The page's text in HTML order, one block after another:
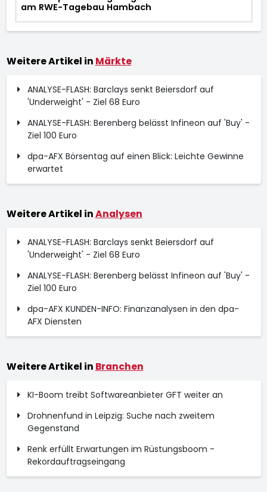
am RWE-Tagebau Hambach
Weitere Artikel in Märkte
ANALYSE-FLASH: Barclays senkt Beiersdorf auf
'Underweight' - Ziel 68 Euro
ANALYSE-FLASH: Berenberg belässt Infineon auf 'Buy' -
Ziel 100 Euro
dpa-AFX Börsentag auf einen Blick: Leichte Gewinne
erwartet
Weitere Artikel inAnalysen
ANALYSE-FLASH: Barclays senkt Beiersdorf auf
'Underweight' - Ziel 68 Euro
ANALYSE-FLASH: Berenberg belässt Infineon auf 'Buy' -
Ziel 100 Euro
dpa-AFX KUNDEN-INFO: Finanzanalysen in den dpa-
AFX Diensten
Weitere Artikel in Branchen
KI-Boom treibt Softwareanbieter GFT weiter an
Drohnenfund in Leipzig: Suche nach zweitem
Gegenstand
Renk erfüllt Erwartungen im Rüstungsboom -
Rekordauftragseingang